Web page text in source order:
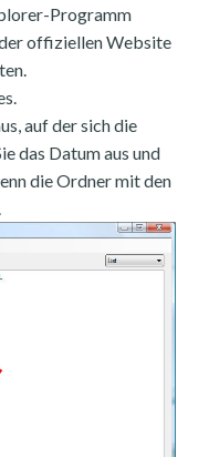
Programm
offiziellen Website
auf der sich die
das Datum aus und
die Ordner mit den